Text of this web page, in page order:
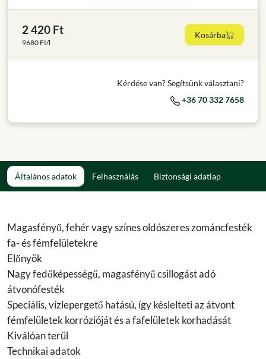
2 420 Ft
9680 Ft/l
Kosárba
Kérdése van? Segítsünk választani?
+36 70 332 7658
Általános adatok Felhasználás Biztonsági adatlap
Magasfényű, fehér vagy színes oldószeres zománcfesték
fa- és fémfelületekre
Előnyök
Nagy fedőképességű, magasfényű csillogást adó
átvonófesték
Speciális, vízlepergető hatású, így késlelteti az átvont
fémfelületek korrózióját és a fafelületek korhadását
Kiválóan terül
Technikai adatok